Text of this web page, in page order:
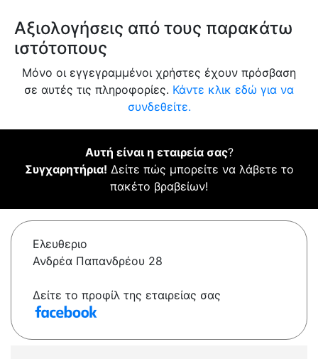
Αξιολογήσεις από τους παρακάτω
ιστότοπους
Μόνο οι εγγεγραμμένοι χρήστες έχουν πρόσβαση
σε αυτές τις πληροφορίες. Κάντε κλικ εδώ για να
συνδεθείτε.
Αυτή είναι η εταιρεία σας?
Συγχαρητήρια! Δείτε πώς μπορείτε να λάβετε το
πακέτο βραβείων!
Ελευθεριο
Ανδρέα Παπανδρέου 28
Δείτε το προφίλ της εταιρείας σας